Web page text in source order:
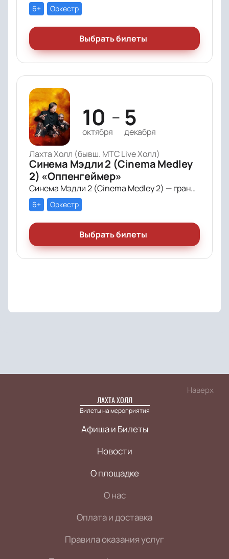
6+ Оркестр
Выбрать билеты
10
октября
— 5
декабря
Лахта Холл (бывш. МТС Live Холл)
Синема Мэдли 2 (Cinema Medley
2) «Оппенгеймер»
Синема Мэдли 2 (Cinema Medley 2) — грандиозное симфоническое шоу саундтреков в исполнении большого симфонического оркестра, органа и хора!
6+ Оркестр
Выбрать билеты
Наверх
ЛАХТА ХОЛЛ
Билеты на мероприятия
Афиша и Билеты
Новости
О площадке
О нас
Оплата и доставка
Правила оказания услуг